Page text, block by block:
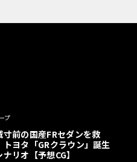
プ
寸前の国産FRセダンを救
トヨタ「GRクラウン」誕生
ナリオ【予想CG】